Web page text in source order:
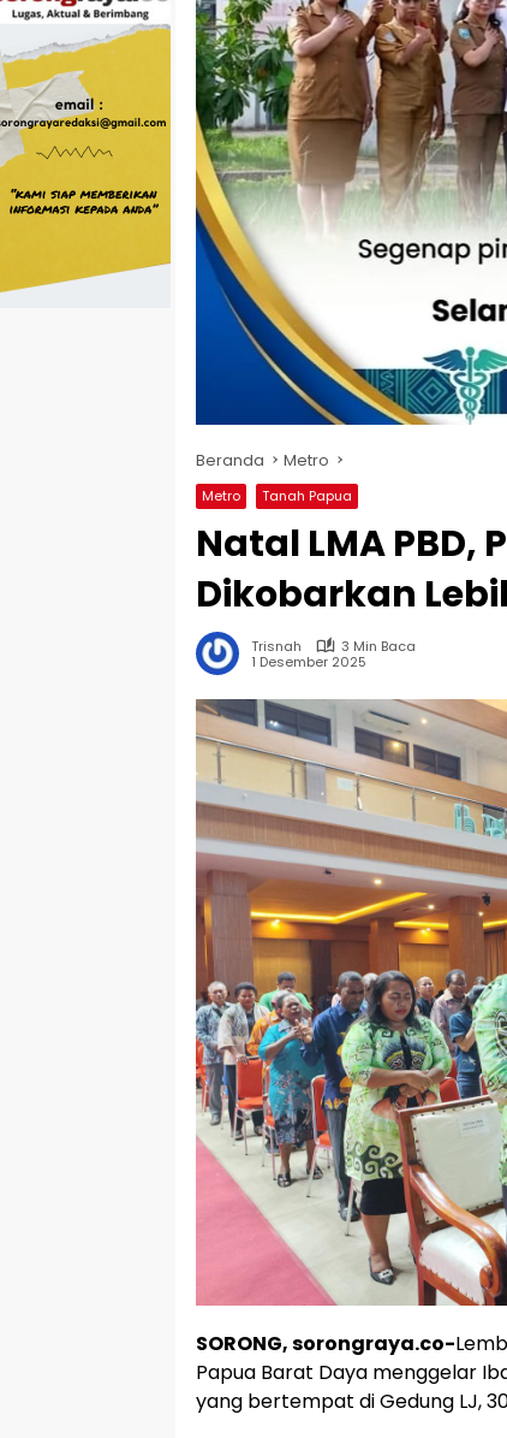
Beranda Metro
Metro Tanah Papua
Natal LMA PBD,
Dikobarkan
Trisnah
3 Min Baca
1 Desember 2025
SORONG, sorongraya.co-
Papua Barat Daya menggelar
yang bertempat di Gedung LJ,